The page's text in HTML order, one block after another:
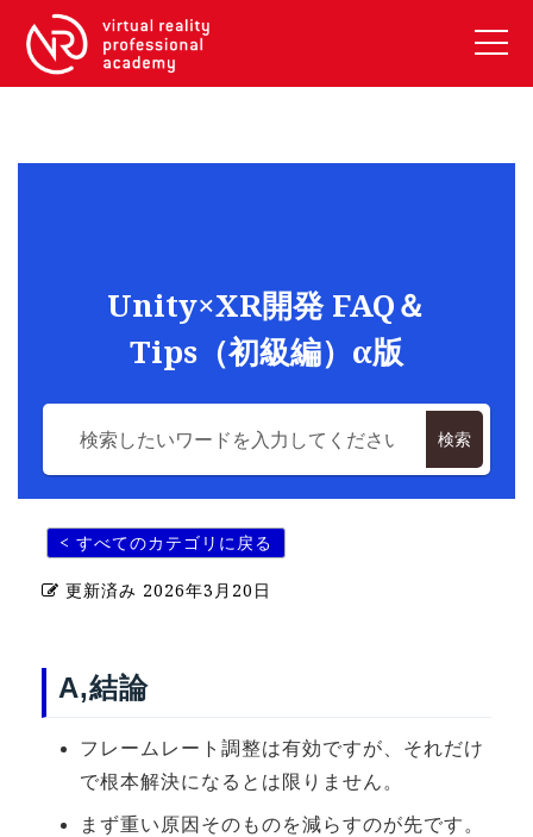
VRアカデミーとは
【2026年10月】ARエキスパートコース
【2026年10月】VRエキスパートコース
《SDGs》
U-15メタバースプログラミング講座
受講生紹介
イベント
アクセスマップ
Unity×XR開発 FAQ＆
Tips（初級編）α版
検索
< すべてのカテゴリに戻る
更新済み 2026年3月20日
A,結論
フレームレート調整は有効ですが、それだけ
で根本解決になるとは限りません。
まず重い原因そのものを減らすのが先です。